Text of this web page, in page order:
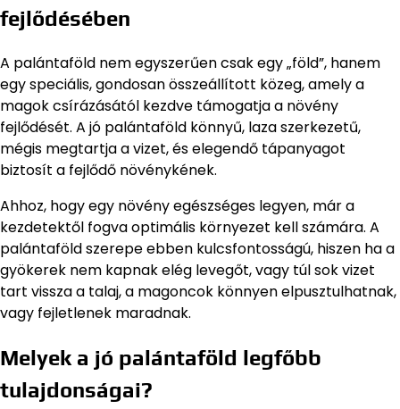
fejlődésében
A palántaföld nem egyszerűen csak egy „föld”, hanem
egy speciális, gondosan összeállított közeg, amely a
magok csírázásától kezdve támogatja a növény
fejlődését. A jó palántaföld könnyű, laza szerkezetű,
mégis megtartja a vizet, és elegendő tápanyagot
biztosít a fejlődő növénykének.
Ahhoz, hogy egy növény egészséges legyen, már a
kezdetektől fogva optimális környezet kell számára. A
palántaföld szerepe ebben kulcsfontosságú, hiszen ha a
gyökerek nem kapnak elég levegőt, vagy túl sok vizet
tart vissza a talaj, a magoncok könnyen elpusztulhatnak,
vagy fejletlenek maradnak.
Melyek a jó palántaföld legfőbb
tulajdonságai?